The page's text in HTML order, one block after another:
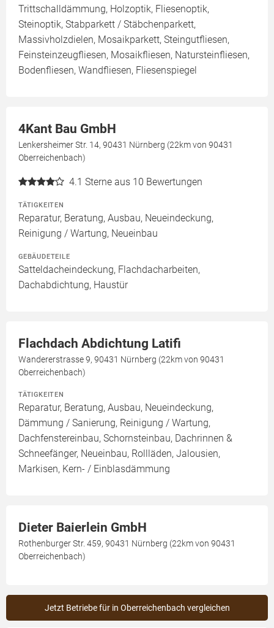
Trittschalldämmung, Holzoptik, Fliesenoptik,
Steinoptik, Stabparkett / Stäbchenparkett,
Massivholzdielen, Mosaikparkett, Steingutfliesen,
Feinsteinzeugfliesen, Mosaikfliesen, Natursteinfliesen,
Bodenfliesen, Wandfliesen, Fliesenspiegel
4Kant Bau GmbH
Lenkersheimer Str. 14, 90431 Nürnberg (22km von 90431
Oberreichenbach)
4.1 Sterne aus 10 Bewertungen
TÄTIGKEITEN
Reparatur, Beratung, Ausbau, Neueindeckung,
Reinigung / Wartung, Neueinbau
GEBÄUDETEILE
Satteldacheindeckung, Flachdacharbeiten,
Dachabdichtung, Haustür
Flachdach Abdichtung Latifi
Wandererstrasse 9, 90431 Nürnberg (22km von 90431
Oberreichenbach)
TÄTIGKEITEN
Reparatur, Beratung, Ausbau, Neueindeckung,
Dämmung / Sanierung, Reinigung / Wartung,
Dachfenstereinbau, Schornsteinbau, Dachrinnen &
Schneefänger, Neueinbau, Rollläden, Jalousien,
Markisen, Kern- / Einblasdämmung
Dieter Baierlein GmbH
Rothenburger Str. 459, 90431 Nürnberg (22km von 90431
Oberreichenbach)
Jetzt Betriebe für in Oberreichenbach vergleichen